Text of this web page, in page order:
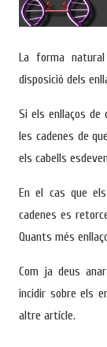
La forma
disposició dels
Si els enllaços de
les cadenes de
els cabells
En el cas que
cadenes es
Quants més
Com ja deus
incidir sobre els
altre artícle.